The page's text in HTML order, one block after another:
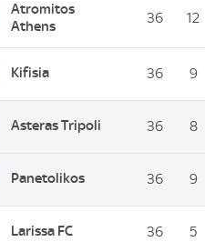
Atromitos
Athens
36 12
Kifisia 36 9
Asteras Tripoli 36 8
Panetolikos 36 9
Larissa FC 36 5